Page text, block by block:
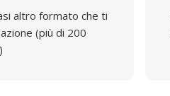
altro formato che ti
(più di 200